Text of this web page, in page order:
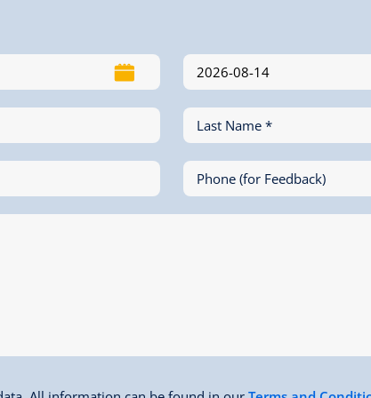
Last Name *
Phone (for Feedback)